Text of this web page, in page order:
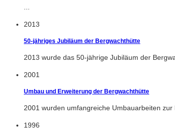
2013
50-jähriges Jubiläum der Bergwachthütte
2013 wurde das 50-jährige Jubiläum der
2001
Umbau und Erweiterung der Bergwachthütte
2001 wurden umfangreiche Umbauarbeiten
1996